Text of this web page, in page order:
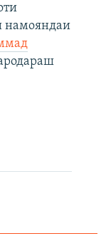
намояндаи